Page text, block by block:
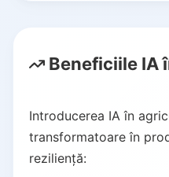
Beneficiile IA
Introducerea IA în
transformatoare în
reziliență: